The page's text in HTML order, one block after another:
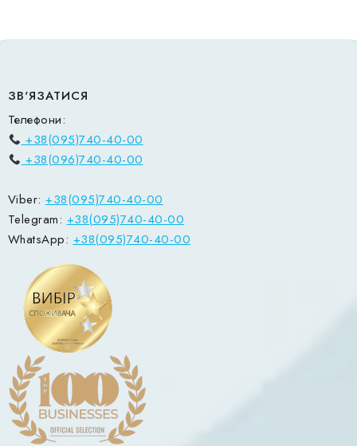
ЗВ'ЯЗАТИСЯ
Телефони:
+38(095)740-40-00
+38(096)740-40-00
Viber: +38(095)740-40-00
Telegram: +38(095)740-40-00
WhatsApp: +38(095)740-40-00